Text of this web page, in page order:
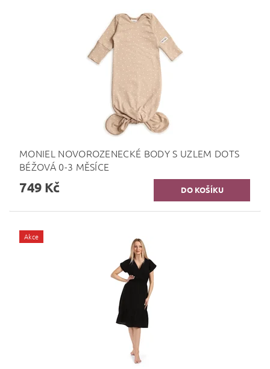
MONIEL NOVOROZENECKÉ BODY S UZLEM DOTS
BÉŽOVÁ 0-3 MĚSÍCE
749 Kč
Akce